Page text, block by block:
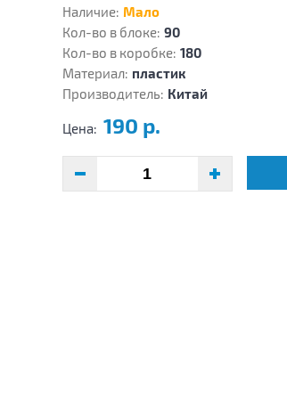
Наличие: Мало
Кол-во в блоке: 90
Кол-во в коробке: 180
Материал: пластик
Производитель: Китай
Цена: 190 р.